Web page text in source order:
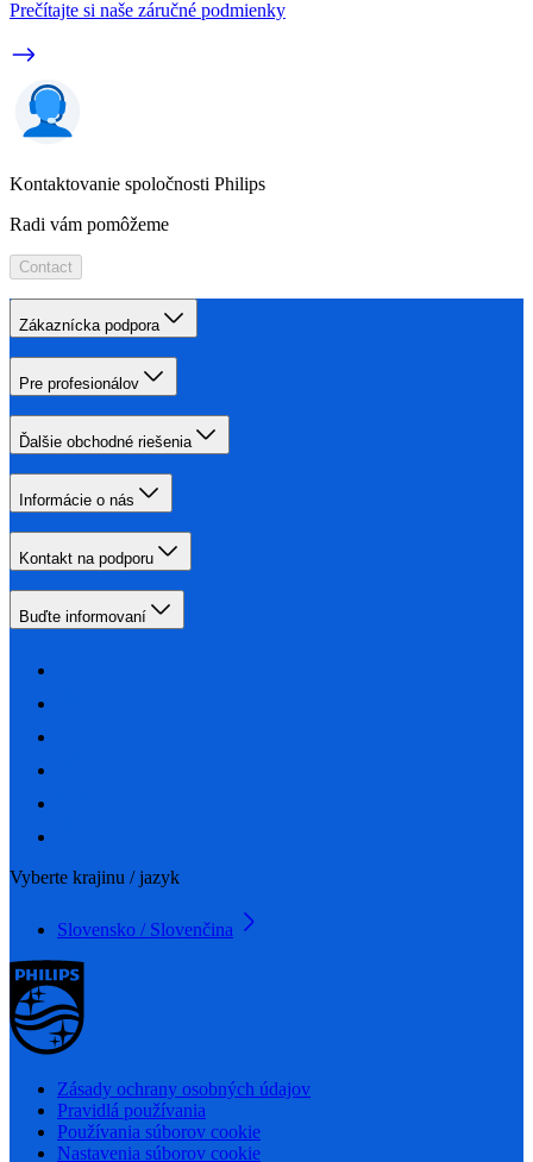
Prečítajte si naše záručné podmienky
Kontaktovanie spoločnosti Philips
Radi vám pomôžeme
Contact
Zákaznícka podpora
Pre profesionálov
Ďalšie obchodné riešenia
Informácie o nás
Kontakt na podporu
Buďte informovaní
Vyberte krajinu / jazyk
Slovensko / Slovenčina
Zásady ochrany osobných údajov
Pravidlá používania
Používania súborov cookie
Nastavenia súborov cookie